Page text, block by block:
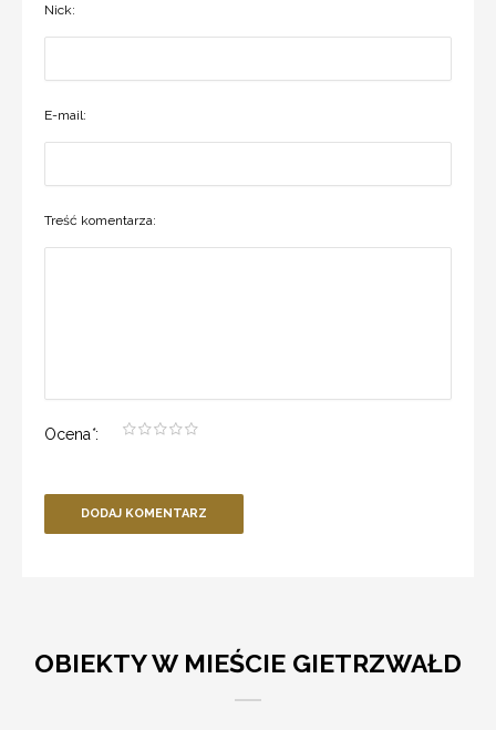
Nick:
E-mail:
Treść komentarza:
Ocena*:
DODAJ KOMENTARZ
OBIEKTY W MIEŚCIE GIETRZWAŁD